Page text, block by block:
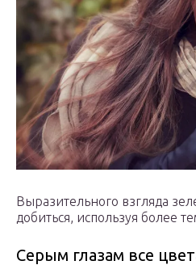
Выразительного взгляда
добиться, используя более
Серым глазам все